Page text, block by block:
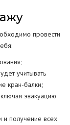
провести
учитывать
кран-балки;
эвакуацию
и получение всех